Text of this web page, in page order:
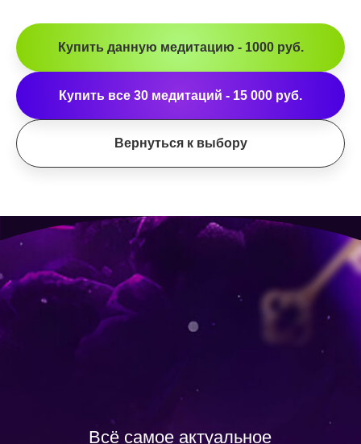
Купить данную медитацию - 1000 руб.
Купить все 30 медитаций - 15 000 руб.
Вернуться к выбору